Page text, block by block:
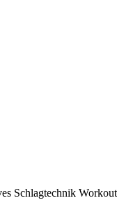
Schlagtechnik